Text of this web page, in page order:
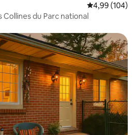
Prosječna
4,99 (104)
Collines du Parc national
s oznakom „Odabrali gosti”